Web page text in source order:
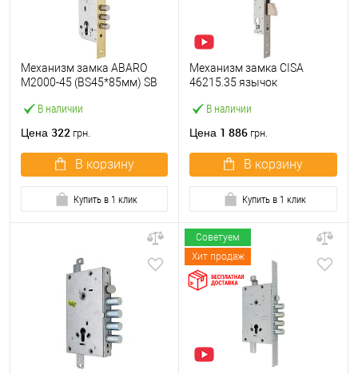
В наличии
Механизм замка ABARO
M2000-45 (BS45*85мм) SB
Цена 322 грн.
В корзину
Купить в 1 клик
В наличии
Механизм замка CISA
46215.35 язычок
нержавеющая сталь
Цена 1 886 грн.
В корзину
Купить в 1 клик
Советуем
Хит продаж